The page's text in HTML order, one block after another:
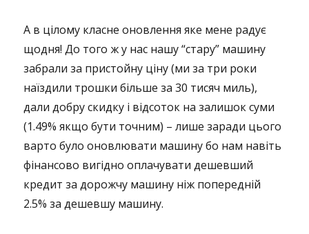
А в цілому класне оновлення яке мене радує
щодня! До того ж у нас нашу “стару” машину
забрали за пристойну ціну (ми за три роки
наїздили трошки більше за 30 тисяч миль),
дали добру скидку і відсоток на залишок суми
(1.49% якщо бути точним) – лише заради цього
варто було оновлювати машину бо нам навіть
фінансово вигідно оплачувати дешевший
кредит за дорожчу машину ніж попередній
2.5% за дешевшу машину.